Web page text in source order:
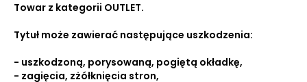
Towar z kategorii OUTLET.
Tytuł może zawierać następujące uszkodzenia:
- uszkodzoną, porysowaną, pogiętą okładkę,
- zagięcia, zżółknięcia stron,